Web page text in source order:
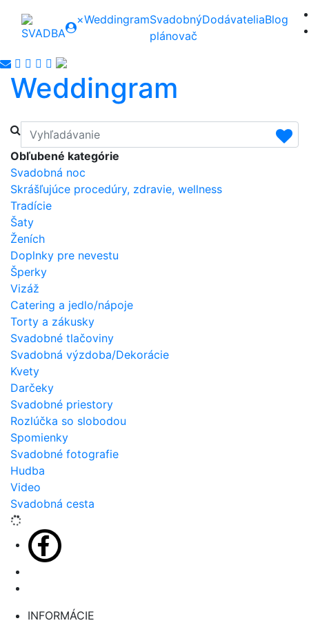
×WeddingramSvadobný
plánovač
DodávateliaBlog
Weddingram
Obľubené kategórie
Svadobná noc
Skrášľujúce procedúry, zdravie, wellness
Tradície
Šaty
Ženích
Doplnky pre nevestu
Šperky
Vizáž
Catering a jedlo/nápoje
Torty a zákusky
Svadobné tlačoviny
Svadobná výzdoba/Dekorácie
Kvety
Darčeky
Svadobné priestory
Rozlúčka so slobodou
Spomienky
Svadobné fotografie
Hudba
Video
Svadobná cesta
INFORMÁCIE